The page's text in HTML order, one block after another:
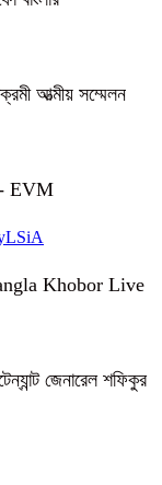
আত্মীয় সম্মেলন
EVM
Khobor Live
জেনারেল শফিকুর